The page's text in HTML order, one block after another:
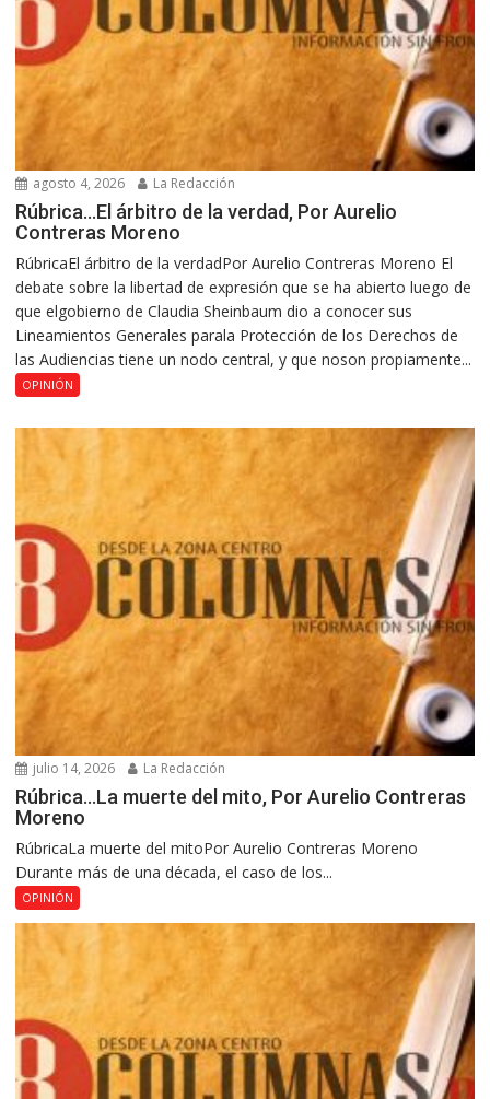
agosto 4, 2026 La Redacción
Rúbrica…El árbitro de la verdad, Por Aurelio
Contreras Moreno
RúbricaEl árbitro de la verdadPor Aurelio Contreras Moreno El
debate sobre la libertad de expresión que se ha abierto luego de
que elgobierno de Claudia Sheinbaum dio a conocer sus
Lineamientos Generales parala Protección de los Derechos de
las Audiencias tiene un nodo central, y que noson propiamente...
OPINIÓN
julio 14, 2026 La Redacción
Rúbrica…La muerte del mito, Por Aurelio Contreras
Moreno
RúbricaLa muerte del mitoPor Aurelio Contreras Moreno
Durante más de una década, el caso de los...
OPINIÓN